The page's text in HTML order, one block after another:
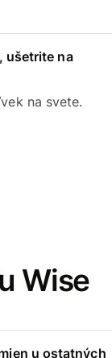
ušetrite na
na svete.
Wise
u ostatných